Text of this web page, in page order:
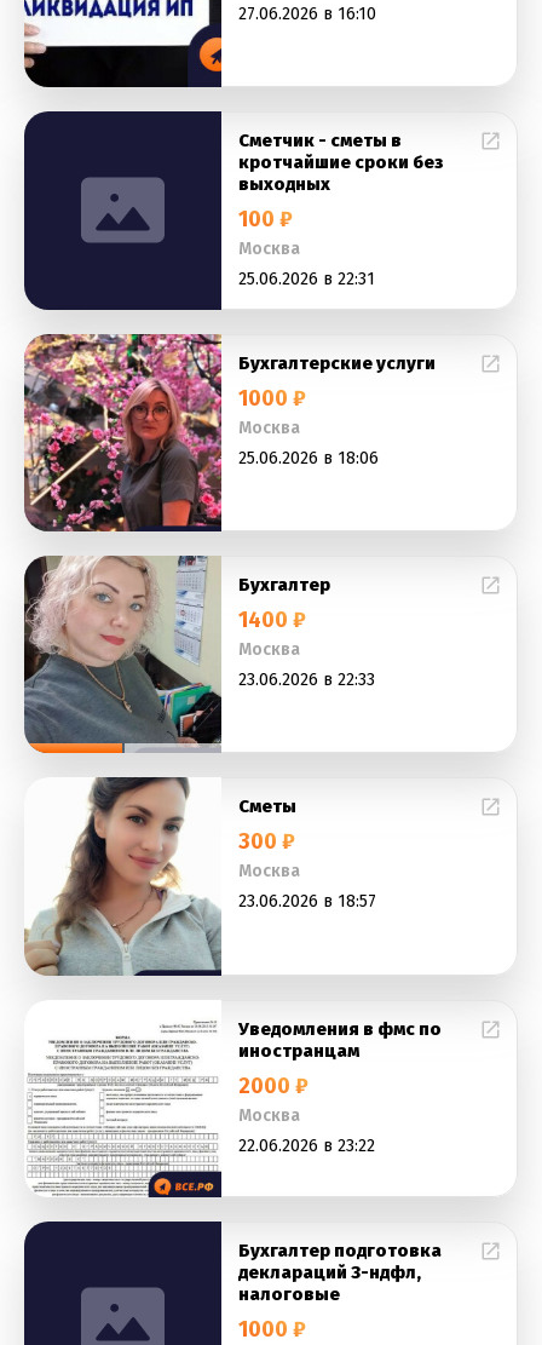
27.06.2026 в 16:10
Сметчик - сметы в
кротчайшие сроки без
выходных
100 ₽
Москва
25.06.2026 в 22:31
Бухгалтерские услуги
1000 ₽
Москва
25.06.2026 в 18:06
Бухгалтер
1400 ₽
Москва
23.06.2026 в 22:33
Сметы
300 ₽
Москва
23.06.2026 в 18:57
Уведомления в фмс по
иностранцам
2000 ₽
Москва
22.06.2026 в 23:22
Бухгалтер подготовка
деклараций 3-ндфл,
налоговые
1000 ₽